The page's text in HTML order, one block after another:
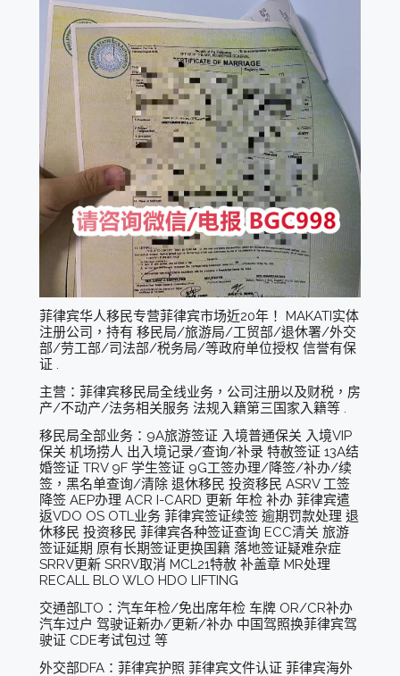
菲律宾华人移民专营菲律宾市场近20年！ MAKATI实体
注册公司，持有 移民局/旅游局/工贸部/退休署/外交
部/劳工部/司法部/税务局/等政府单位授权 信誉有保
证 .
主营：菲律宾移民局全线业务，公司注册以及财税，房
产/不动产/法务相关服务 法规入籍第三国家入籍等 .
移民局全部业务：9A旅游签证 入境普通保关 入境VIP
保关 机场捞人 出入境记录/查询/补录 特赦签证 13A结
婚签证 TRV 9F 学生签证 9G工签办理/降签/补办/续
签，黑名单查询/清除 退休移民 投资移民 ASRV 工签
降签 AEP办理 ACR I-CARD 更新 年检 补办 菲律宾遣
返VDO OS OTL业务 菲律宾签证续签 逾期罚款处理 退
休移民 投资移民 菲律宾各种签证查询 ECC清关 旅游
签证延期 原有长期签证更换国籍 落地签证疑难杂症
SRRV更新 SRRV取消 MCL21特赦 补盖章 MR处理
RECALL BLO WLO HDO LIFTING
交通部LTO：汽车年检/免出席年检 车牌 OR/CR补办
汽车过户 驾驶证新办/更新/补办 中国驾照换菲律宾驾
驶证 CDE考试包过 等
外交部DFA：菲律宾护照 菲律宾文件认证 菲律宾海外